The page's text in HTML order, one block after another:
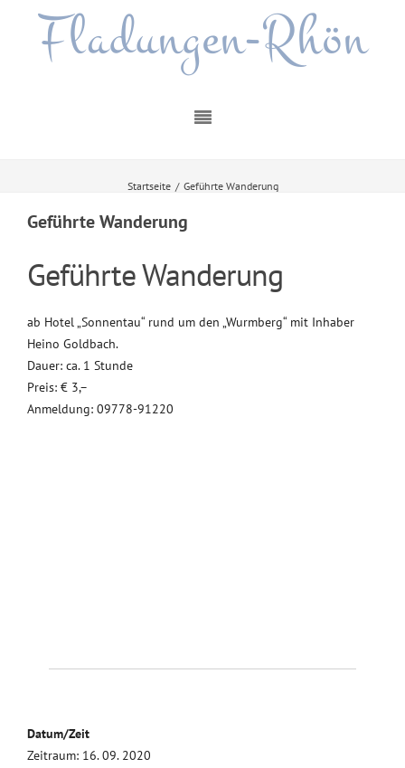
Fladungen-Rhön
Startseite / Geführte Wanderung
Geführte Wanderung
Geführte Wanderung
ab Hotel „Sonnentau“ rund um den „Wurmberg“ mit Inhaber
Heino Goldbach.
Dauer: ca. 1 Stunde
Preis: € 3,–
Anmeldung: 09778-91220
Datum/Zeit
Zeitraum: 16. 09. 2020